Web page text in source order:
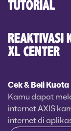
TUTORIAL
REAKTIVASI
XL CENTER
Cek & Beli
Kamu dapat
internet AXIS
internet di